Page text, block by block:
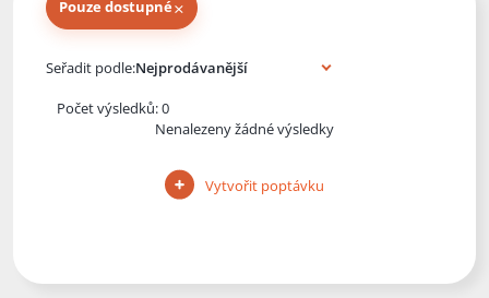
Pouze dostupné×
Seřadit podle:
Počet výsledků: 0
Nenalezeny žádné výsledky
Vytvořit poptávku